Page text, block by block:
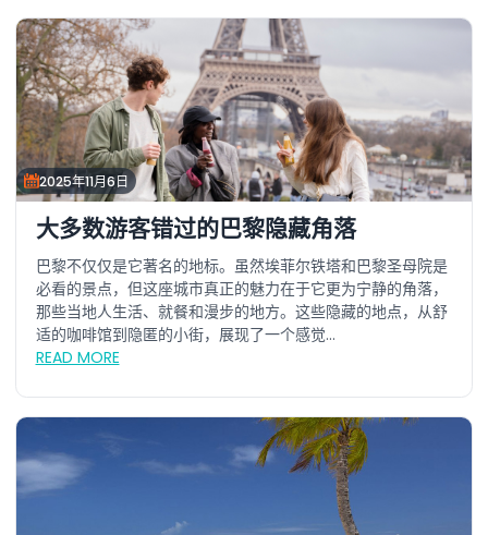
2025年11月6日
大多数游客错过的巴黎隐藏角落
巴黎不仅仅是它著名的地标。虽然埃菲尔铁塔和巴黎圣母院是
必看的景点，但这座城市真正的魅力在于它更为宁静的角落，
那些当地人生活、就餐和漫步的地方。这些隐藏的地点，从舒
适的咖啡馆到隐匿的小街，展现了一个感觉...
READ MORE